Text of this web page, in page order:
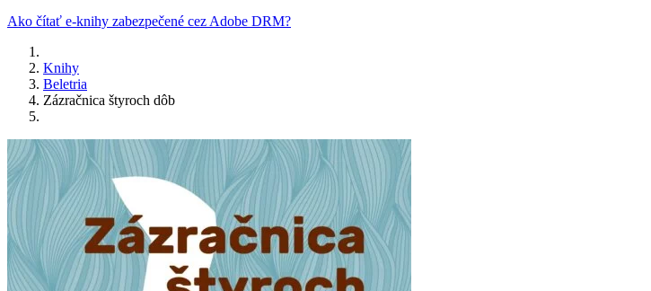
Ako čítať e-knihy zabezpečené cez Adobe DRM?
Knihy
Beletria
Zázračnica štyroch dôb